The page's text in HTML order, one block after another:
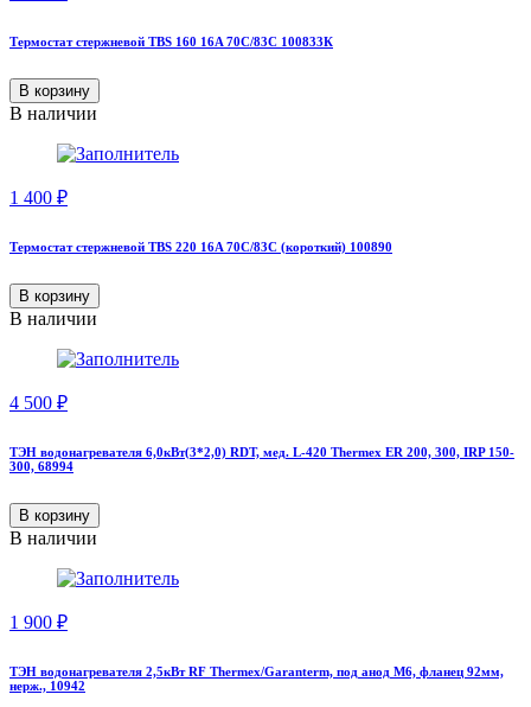
Термостат стержневой TBS 160 16A 70С/83С 100833К
В корзину
В наличии
1 400 ₽
Термостат стержневой TBS 220 16A 70С/83С (короткий) 100890
В корзину
В наличии
4 500 ₽
ТЭН водонагревателя 6,0кВт(3*2,0) RDT, мед. L-420 Thermex ER 200, 300, IRP 150-
300, 68994
В корзину
В наличии
1 900 ₽
ТЭН водонагревателя 2,5кВт RF Thermex/Garanterm, под анод М6, фланец 92мм,
нерж., 10942